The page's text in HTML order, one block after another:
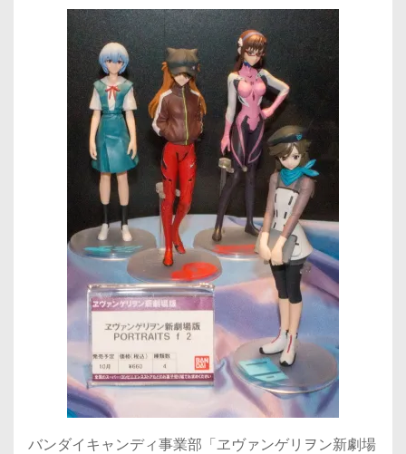
バンダイキャンディ事業部「ヱヴァンゲリヲン新劇場